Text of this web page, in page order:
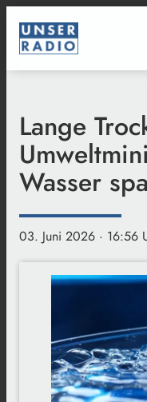
Lange
Wasser
03. Juni 2026 · 16:56